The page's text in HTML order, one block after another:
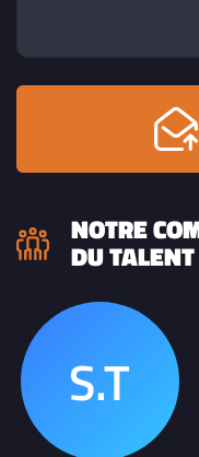
l'utilisation
violoncelle nous
avec la
NOTRE
DU